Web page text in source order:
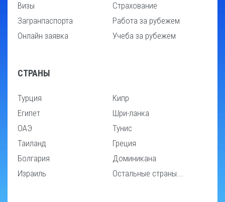
Визы
Загранпаспорта
Онлайн заявка
Страхование
Работа за рубежем
Учеба за рубежем
СТРАНЫ
Турция
Египет
ОАЭ
Таиланд
Болгария
Израиль
Кипр
Шри-ланка
Тунис
Греция
Доминикана
Остальные страны...